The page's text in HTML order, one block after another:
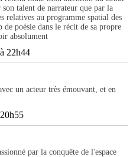
talent de narrateur que par la
relatives au programme spatial des
de poésie dans le récit de sa propre
absolument
22h44
un acteur très émouvant, et en
par la conquête de l'espace